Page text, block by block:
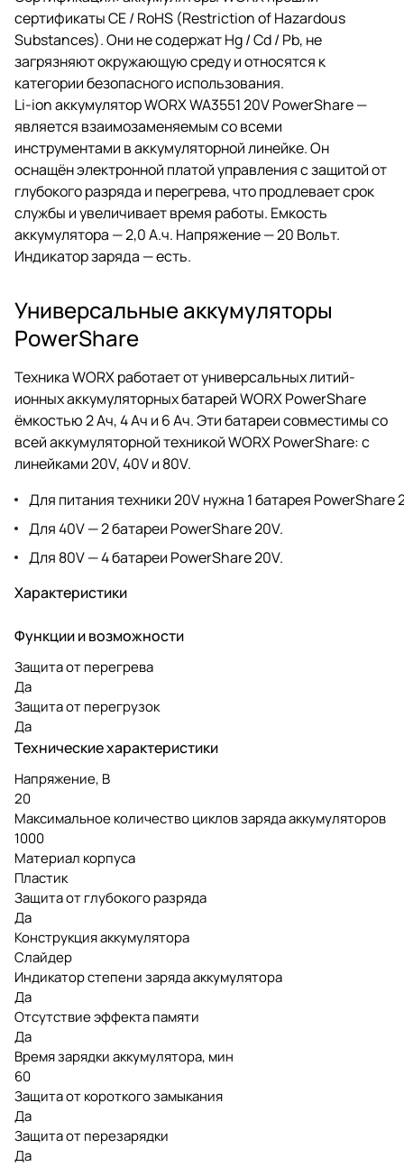
сертификаты CE / RoHS (Restriction of Hazardous
Substances). Они не содержат Hg / Cd / Pb, не
загрязняют окружающую среду и относятся к
категории безопасного использования.
Li-ion аккумулятор WORX WA3551 20V PowerShare —
является взаимозаменяемым со всеми
инструментами в аккумуляторной линейке. Он
оснащён электронной платой управления с защитой от
глубокого разряда и перегрева, что продлевает срок
службы и увеличивает время работы. Емкость
аккумулятора — 2,0 А.ч. Напряжение — 20 Вольт.
Индикатор заряда — есть.
Универсальные аккумуляторы
PowerShare
Техника WORX работает от универсальных литий-
ионных аккумуляторных батарей WORX PowerShare
ёмкостью 2 Ач, 4 Ач и 6 Ач. Эти батареи совместимы со
всей аккумуляторной техникой WORX PowerShare: с
линейками 20V, 40V и 80V.
Для питания техники 20V нужна 1 батарея PowerShare
Для 40V — 2 батареи PowerShare 20V.
Для 80V — 4 батареи PowerShare 20V.
Характеристики
Функции и возможности
Защита от перегрева
Да
Защита от перегрузок
Да
Технические характеристики
Напряжение, В
20
Максимальное количество циклов заряда аккумуляторов
1000
Материал корпуса
Пластик
Защита от глубокого разряда
Да
Конструкция аккумулятора
Слайдер
Индикатор степени заряда аккумулятора
Да
Отсутствие эффекта памяти
Да
Время зарядки аккумулятора, мин
60
Защита от короткого замыкания
Да
Защита от перезарядки
Да